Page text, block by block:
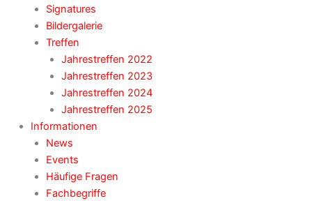
Signatures
Bildergalerie
Treffen
Jahrestreffen 2022
Jahrestreffen 2023
Jahrestreffen 2024
Jahrestreffen 2025
Informationen
News
Events
Häufige Fragen
Fachbegriffe